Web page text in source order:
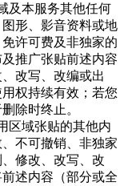
及本服务其他任何
形、影音资料或地
许可费及非独家的
推广张贴前述内容
改写、改编或出
权持续有效；若您
除时终止。
区域张贴的其他内
不可撤销、非独家
修改、改写、改
述内容（部分或全